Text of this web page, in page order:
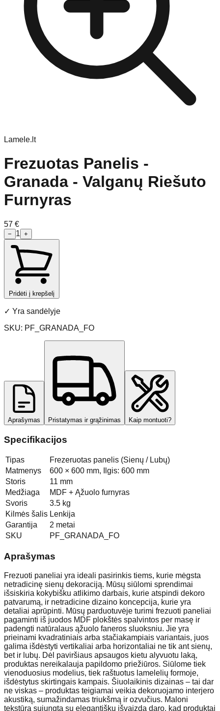
Lamele.lt
Frezuotas Panelis -
Granada - Valganų Riešuto
Furnyras
57 €
− 1 +
Pridėti į krepšelį
✓ Yra sandėlyje
SKU: PF_GRANADA_FO
Aprašymas Pristatymas ir grąžinimas Kaip montuoti?
Specifikacijos
Tipas
Frezeruotas panelis (Sienų / Lubų)
Matmenys
600 × 600 mm, Ilgis: 600 mm
Storis
11 mm
Medžiaga
MDF + Ąžuolo furnyras
Svoris
3.5 kg
Kilmės šalis Lenkija
Garantija
2 metai
SKU
PF_GRANADA_FO
Aprašymas
Frezuoti paneliai yra ideali pasirinkis tiems, kurie mėgsta
netradicinę sienų dekoraciją. Mūsų siūlomi sprendimai
išsiskiria kokybišku atlikimo darbais, kurie atspindi dekoro
patvarumą, ir netradicine dizaino koncepcija, kurie yra
detaliai aprūpinti. Mūsų parduotuvėje turimi frezuoti paneliai
pagaminti iš juodos MDF plokštės spalvintos per masę ir
padengti natūralaus ąžuolo faneros sluoksniu. Jie yra
prieinami kvadratiniais arba stačiakampiais variantais, juos
galima išdėstyti vertikaliai arba horizontaliai ne tik ant sienų,
bet ir lubų. Dėl paviršiaus apsaugos kietu alyvuotu laką,
produktas nereikalauja papildomo priežiūros. Siūlome tiek
vienoduosius modelius, tiek raštuotus lamelelių formoje,
išdėstytus skirtingais kampais. Šiuolaikinis dizainas – tai dar
ne viskas – produktas teigiamai veikia dekoruojamo interjero
akustiką, sumažindamas triukšmą ir ozvučius. Maloni
tekstūra sujungta su elegantišku išvaizda daro, kad produktai